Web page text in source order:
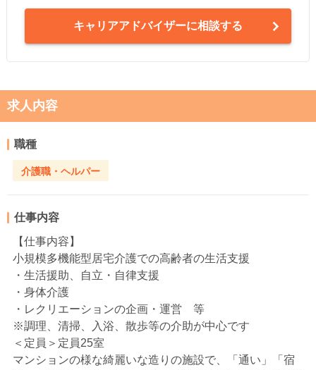
キャリアアドバイザーに相談する
求人内容
職種
介護職・ヘルパー
仕事内容
【仕事内容】
小規模多機能型居宅介護での高齢者の生活支援
・生活援助、自立・自律支援
・身体介護
・レクリエーションの企画・運営 等
※調理、清掃、入浴、散歩等の介助が中心です
＜定員＞定員25室
マンションの様な綺麗いな造りの施設で、「通い」「宿